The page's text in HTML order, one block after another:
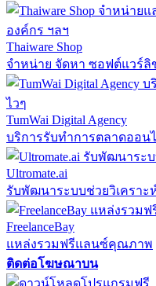
Thaiware Shop
จำหน่าย จัดหา ซอฟต์แวร์
TumWai Digital Agency
บริการรับทำการตลาดออน
Ultromate.ai
รับพัฒนาระบบช่วยวิเคราะ
FreelanceBay
แหล่งรวมฟรีแลนซ์คุณภาพ
ติดต่อโฆษณาบน